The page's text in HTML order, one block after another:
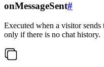
onMessageSent#
Executed when a visitor
only if there is no chat history.